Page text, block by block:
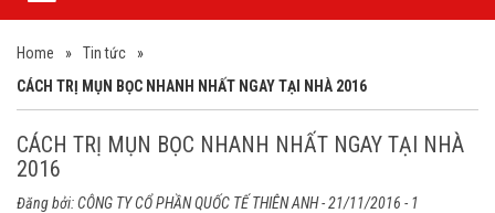
Home » Tin tức
»
CÁCH TRỊ MỤN BỌC NHANH NHẤT NGAY TẠI NHÀ 2016
CÁCH TRỊ MỤN BỌC NHANH NHẤT NGAY TẠI NHÀ
2016
Đăng bởi:CÔNG TY CỔ PHẦN QUỐC TẾ THIÊN ANH- 21/11/2016 - 1